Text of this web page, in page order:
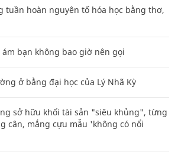
tuần hoàn nguyên tố hóa học bằng thơ,
bạn không bao giờ nên gọi
ở bằng đại học của Lý Nhã Kỳ
sở hữu khối tài sản "siêu khủng", từng
cân, mắng cựu mẫu 'không có nổi